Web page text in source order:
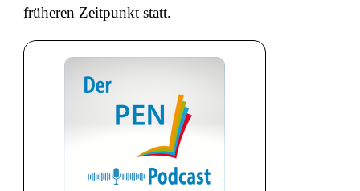
früheren Zeitpunkt statt.